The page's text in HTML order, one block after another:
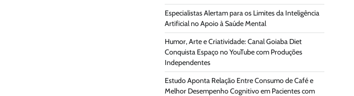
Especialistas Alertam para os Limites da Inteligência
Artificial no Apoio à Saúde Mental
Humor, Arte e Criatividade: Canal Goiaba Diet
Conquista Espaço no YouTube com Produções
Independentes
Estudo Aponta Relação Entre Consumo de Café e
Melhor Desempenho Cognitivo em Pacientes com